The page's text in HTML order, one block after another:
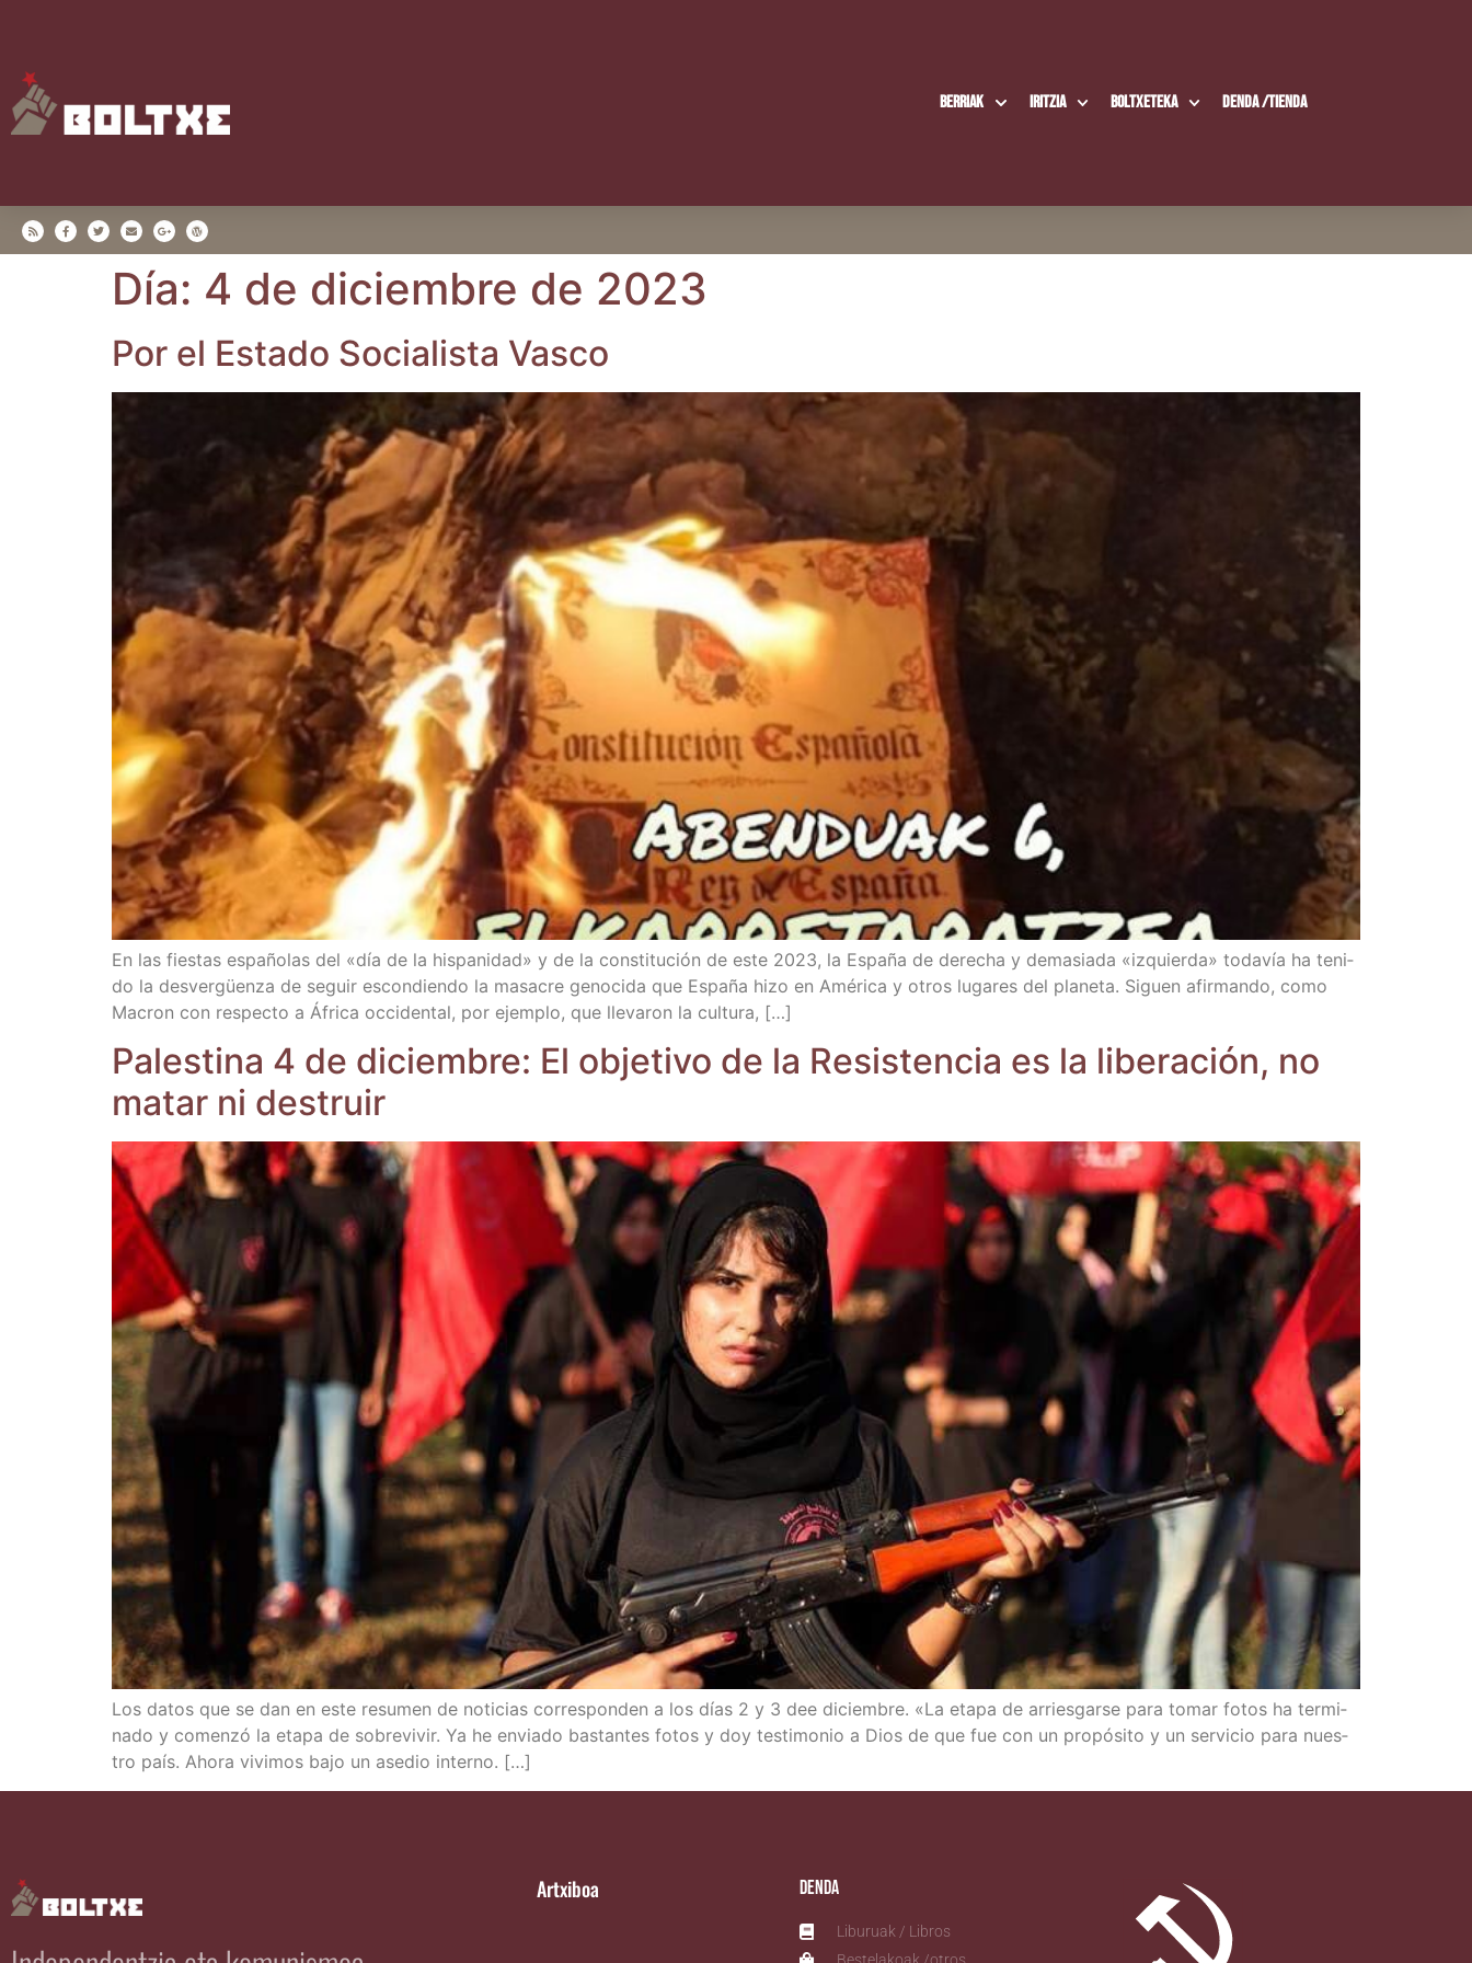
Berriak Iritzia Boltxe­te­ka Den­da /​Tien­da
Día: 4 de diciembre de 2023
Por el Esta­do Socia­lis­ta Vasco
En las fies­tas espa­ño­las del «día de la his­pa­ni­dad» y de la cons­ti­tu­ción de este 2023, la Espa­ña de dere­cha y dema­sia­da «izquier­da» toda­vía ha teni­
do la des­ver­güen­za de seguir escon­dien­do la masa­cre geno­ci­da que Espa­ña hizo en Amé­ri­ca y otros luga­res del pla­ne­ta. Siguen afir­man­do, como
Macron con res­pec­to a Áfri­ca occi­den­tal, por ejem­plo, que lle­va­ron la cultura, […]
Pales­ti­na 4 de diciem­bre: El obje­ti­vo de la Resis­ten­cia es la libe­ra­ción, no
matar ni destruir
Los datos que se dan en este resu­men de noti­cias corres­pon­den a los días 2 y 3 dee diciem­bre. «La eta­pa de arries­gar­se para tomar fotos ha ter­mi­
na­do y comen­zó la eta­pa de sobre­vi­vir. Ya he envia­do bas­tan­tes fotos y doy tes­ti­mo­nio a Dios de que fue con un pro­pó­si­to y un ser­vi­cio para nues­
tro país. Aho­ra vivi­mos bajo un ase­dio interno. […]
Artxiboa Denda
Liburuak / Libros
Bestelakoak /otros